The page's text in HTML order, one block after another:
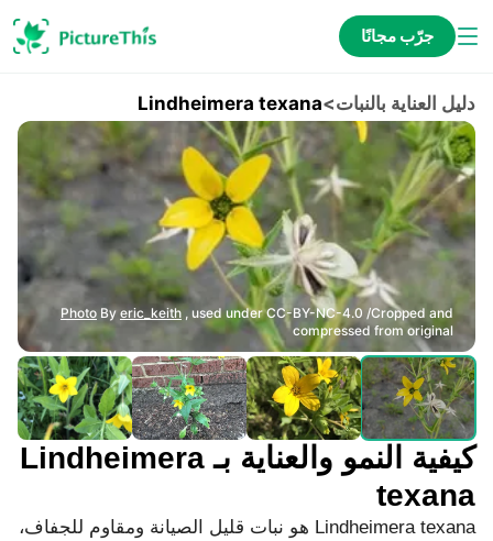
جرّب مجانًا
دليل العناية بالنبات>
Lindheimera texana
Photo By eric_keith , used under CC-BY-NC-4.0 /Cropped and
compressed from original
كيفية النمو والعناية بـ Lindheimera
texana
Lindheimera texana هو نبات قليل الصيانة ومقاوم للجفاف،